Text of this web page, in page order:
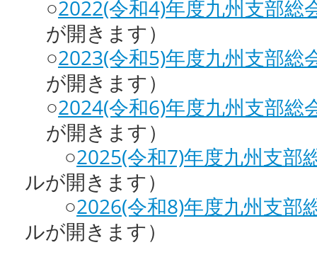
○2022(令和4)年度九州支部総
が開きます）
○2023(令和5)年度九州支部総
が開きます）
○2024(令和6)年度九州支部総
が開きます）
○2025(令和7)年度九州支部
ルが開きます）
○2026(令和8)年度九州支部
ルが開きます）